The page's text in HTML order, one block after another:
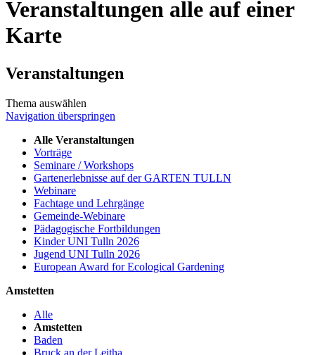
Veranstaltungen alle auf einer
Karte
Veranstaltungen
Thema auswählen
Navigation überspringen
Alle Veranstaltungen
Vorträge
Seminare / Workshops
Gartenerlebnisse auf der GARTEN TULLN
Webinare
Fachtage und Lehrgänge
Gemeinde-Webinare
Pädagogische Fortbildungen
Kinder UNI Tulln 2026
Jugend UNI Tulln 2026
European Award for Ecological Gardening
Amstetten
Alle
Amstetten
Baden
Bruck an der Leitha